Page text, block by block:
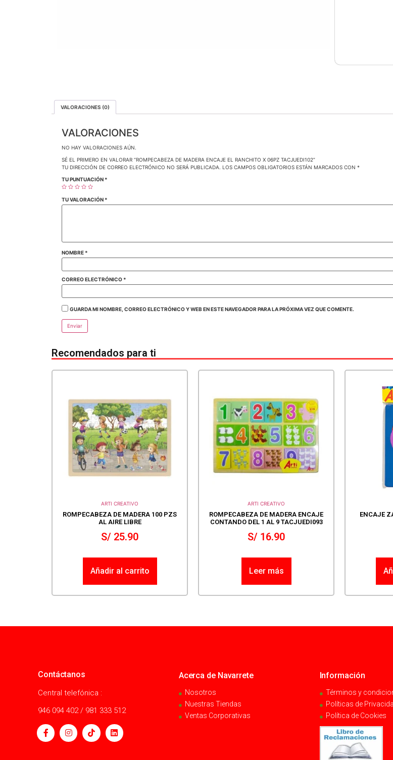
VALORACIONES (0)
VALORACIONES
NO HAY VALORACIONES AÚN.
SÉ EL PRIMERO EN VALORAR “ROMPECABEZA DE MADERA ENCAJE EL RANCHITO X 06PZ TACJUEDI102”
TU DIRECCIÓN DE CORREO ELECTRÓNICO NO SERÁ PUBLICADA. LOS CAMPOS OBLIGATORIOS ESTÁN MARCADOS CON *
TU PUNTUACIÓN *
TU VALORACIÓN *
NOMBRE *
CORREO ELECTRÓNICO *
GUARDA MI NOMBRE, CORREO ELECTRÓNICO Y WEB EN ESTE NAVEGADOR PARA LA PRÓXIMA VEZ QUE COMENTE.
Recomendados para ti
ARTI CREATIVO
ROMPECABEZA DE MADERA 100 PZS
AL AIRE LIBRE
S/ 25.90
Añadir al carrito
ARTI CREATIVO
ROMPECABEZA DE MADERA ENCAJE
CONTANDO DEL 1 AL 9 TACJUEDI093
S/ 16.90
Leer más
ENCAJE
Contáctanos
Central telefónica :
946 094 402 / 981 333 512
Acerca de Navarrete
Nosotros
Nuestras Tiendas
Ventas Corporativas
Información
Términos y
Políticas de
Política de Cookies